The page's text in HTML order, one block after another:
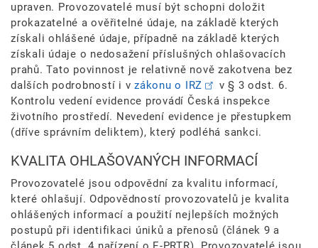
upraven. Provozovatelé musí být schopni doložit
prokazatelné a ověřitelné údaje, na základě kterých
získali ohlášené údaje, případně na základě kterých
získali údaje o nedosažení příslušných ohlašovacích
prahů. Tato povinnost je relativně nově zakotvena bez
dalších podrobností i v zákonu o IRZ
v § 3 odst. 6.
Kontrolu vedení evidence provádí Česká inspekce
životního prostředí. Nevedení evidence je přestupkem
(dříve správním deliktem), který podléhá sankci.
KVALITA OHLAŠOVANÝCH INFORMACÍ
Provozovatelé jsou odpovědní za kvalitu informací,
které ohlašují. Odpovědností provozovatelů je kvalita
ohlášených informací a použití nejlepších možných
postupů při identifikaci úniků a přenosů (článek 9 a